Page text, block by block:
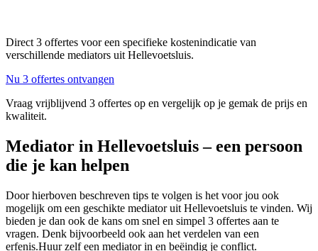
Direct 3 offertes voor een specifieke kostenindicatie van
verschillende mediators uit Hellevoetsluis.
Nu 3 offertes ontvangen
Vraag vrijblijvend 3 offertes op en vergelijk op je gemak de prijs en
kwaliteit.
Mediator in Hellevoetsluis – een persoon
die je kan helpen
Door hierboven beschreven tips te volgen is het voor jou ook
mogelijk om een geschikte mediator uit Hellevoetsluis te vinden. Wij
bieden je dan ook de kans om snel en simpel 3 offertes aan te
vragen. Denk bijvoorbeeld ook aan het verdelen van een
erfenis.Huur zelf een mediator in en beëindig je conflict.